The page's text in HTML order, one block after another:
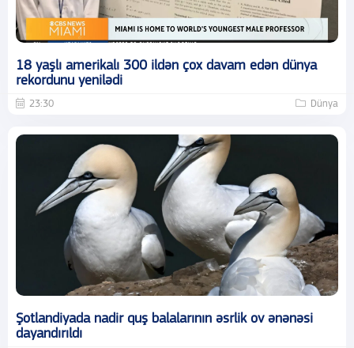
18 yaşlı amerikalı 300 ildən çox davam edən dünya
rekordunu yenilədi
23:30 Dünya
Şotlandiyada nadir quş balalarının əsrlik ov ənənəsi
dayandırıldı